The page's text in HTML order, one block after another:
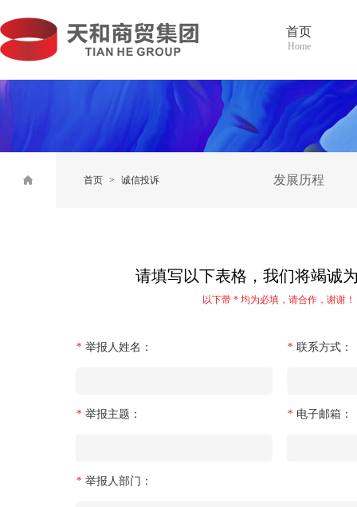
首页
Home
首页 > 诚信投诉 发展历程
请填写以下表格，我们将竭诚
以下带 * 均为必填，请合作，谢谢！
* 举报人姓名： * 联系方式：
* 举报主题： * 电子邮箱：
* 举报人部门：